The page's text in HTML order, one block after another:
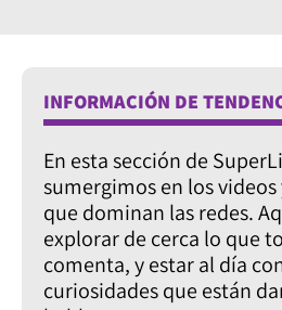
INFORMACIÓN DE
En esta sección de
sumergimos en los
que dominan las redes.
explorar de cerca lo que
comenta, y estar al día
curiosidades que están